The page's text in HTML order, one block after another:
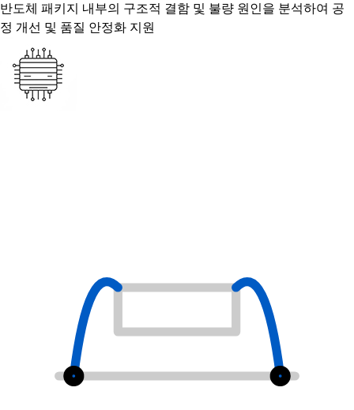
반도체 패키지 내부의 구조적 결함 및 불량 원인을 분석하여 공
정 개선 및 품질 안정화 지원